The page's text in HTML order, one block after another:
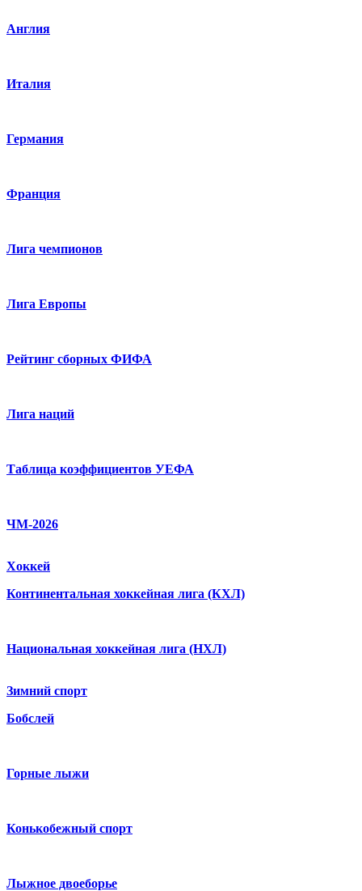
Англия
Италия
Германия
Франция
Лига чемпионов
Лига Европы
Рейтинг сборных ФИФА
Лига наций
Таблица коэффициентов УЕФА
ЧМ-2026
Хоккей
Континентальная хоккейная лига (КХЛ)
Национальная хоккейная лига (НХЛ)
Зимний спорт
Бобслей
Горные лыжи
Конькобежный спорт
Лыжное двоеборье